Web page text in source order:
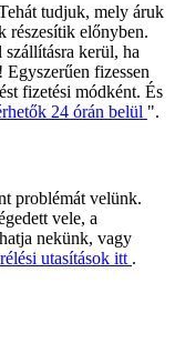
tudjuk, mely áruk
részesítik előnyben.
kerül, ha
fizessen
fizetési módként. És
24 órán belül ".
problémát velünk.
vele, a
nekünk, vagy
utasítások itt .